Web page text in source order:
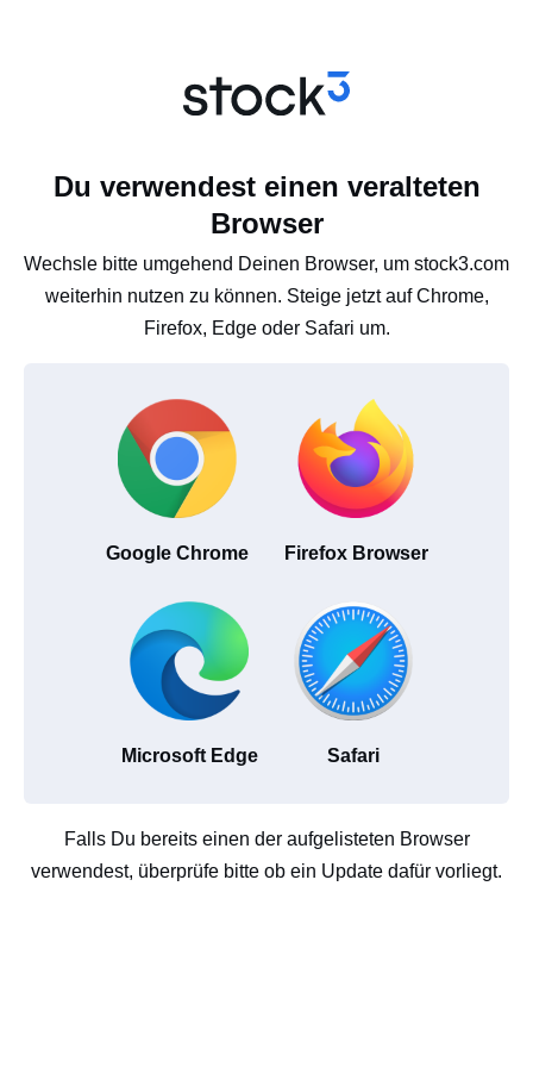
Du verwendest einen veralteten
Browser
Wechsle bitte umgehend Deinen Browser, um stock3.com
weiterhin nutzen zu können. Steige jetzt auf Chrome,
Firefox, Edge oder Safari um.
Google Chrome Firefox Browser
Microsoft Edge Safari
Falls Du bereits einen der aufgelisteten Browser
verwendest, überprüfe bitte ob ein Update dafür vorliegt.